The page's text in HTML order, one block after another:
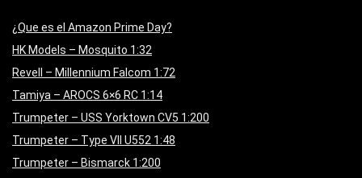
¿Que es el Amazon Prime Day?
HK Models – Mosquito 1:32
Revell – Millennium Falcom 1:72
Tamiya – AROCS 6×6 RC 1:14
Trumpeter – USS Yorktown CV5 1:200
Trumpeter – Type VII U552 1:48
Trumpeter – Bismarck 1:200